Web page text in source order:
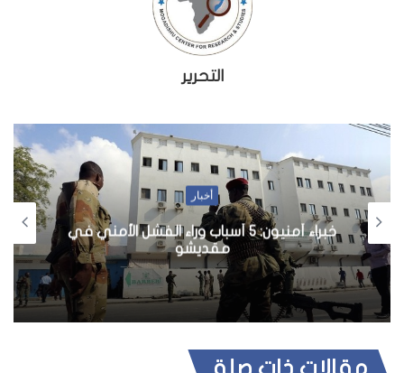
التحرير
أخبار
خبراء أمنيون: 5 أسباب وراء الفشل الأمني في
مقديشو